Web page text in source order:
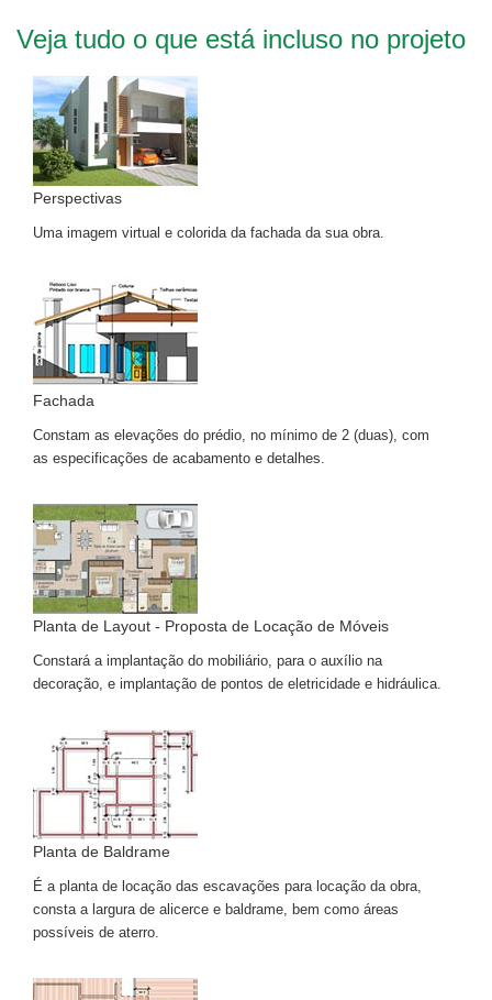
Veja tudo o que está incluso no projeto
Perspectivas
Uma imagem virtual e colorida da fachada da sua obra.
Fachada
Constam as elevações do prédio, no mínimo de 2 (duas), com
as especificações de acabamento e detalhes.
Planta de Layout - Proposta de Locação de Móveis
Constará a implantação do mobiliário, para o auxílio na
decoração, e implantação de pontos de eletricidade e hidráulica.
Planta de Baldrame
É a planta de locação das escavações para locação da obra,
consta a largura de alicerce e baldrame, bem como áreas
possíveis de aterro.